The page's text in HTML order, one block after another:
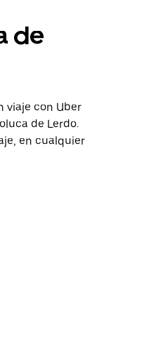
de
viaje con Uber
de Lerdo.
en cualquier